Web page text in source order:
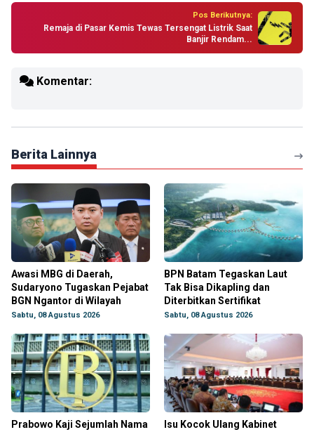
Pos Berikutnya:
Remaja di Pasar Kemis Tewas Tersengat Listrik Saat
Banjir Rendam...
Komentar:
Berita Lainnya
Awasi MBG di Daerah,
Sudaryono Tugaskan Pejabat
BGN Ngantor di Wilayah
Sabtu, 08 Agustus 2026
BPN Batam Tegaskan Laut
Tak Bisa Dikapling dan
Diterbitkan Sertifikat
Sabtu, 08 Agustus 2026
Prabowo Kaji Sejumlah Nama Isu Kocok Ulang Kabinet